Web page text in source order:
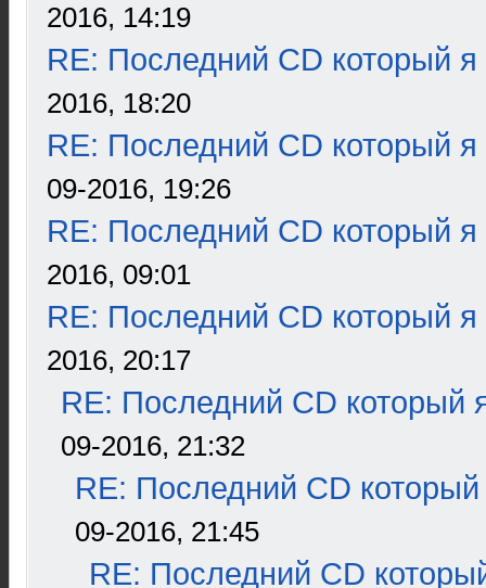
2016, 14:19
RE: Последний CD который я
2016, 18:20
RE: Последний CD который я
09-2016, 19:26
RE: Последний CD который я
2016, 09:01
RE: Последний CD который я
2016, 20:17
RE: Последний CD который
09-2016, 21:32
RE: Последний CD который
09-2016, 21:45
RE: Последний CD